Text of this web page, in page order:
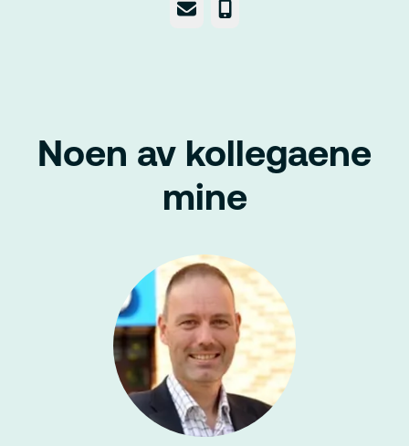
E-post Telefonnummer
Noen av kollegaene
mine